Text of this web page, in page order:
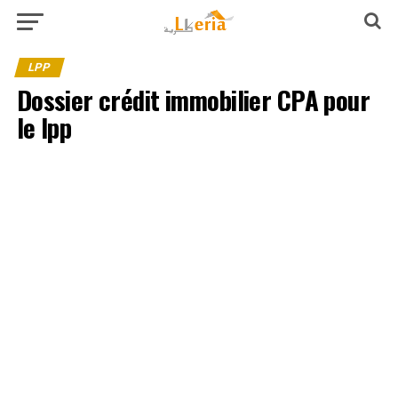
LPP
Dossier crédit immobilier CPA pour
le lpp